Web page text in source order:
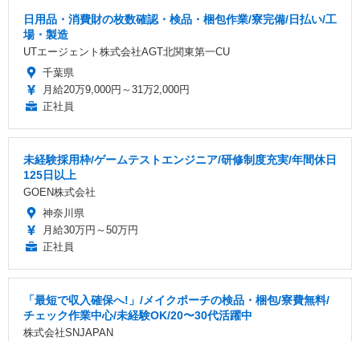
日用品・消費財の枚数確認・検品・梱包作業/寮完備/日払い/工
場・製造
UTエージェント株式会社AGT北関東第一CU
千葉県
月給20万9,000円～31万2,000円
正社員
未経験採用枠/ゲームテストエンジニア/研修制度充実/年間休日
125日以上
GOEN株式会社
神奈川県
月給30万円～50万円
正社員
「最短で収入確保へ!」/メイクポーチの検品・梱包/寮費無料/
チェック作業中心/未経験OK/20〜30代活躍中
株式会社SNJAPAN